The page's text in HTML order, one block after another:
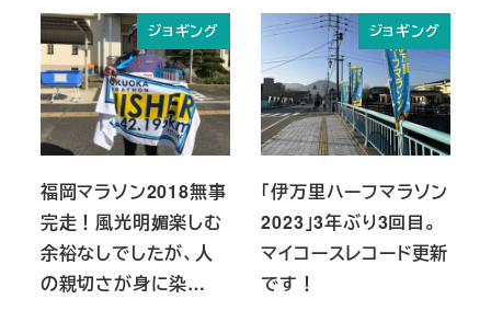
ジョギング
福岡マラソン2018無事
完走！風光明媚楽しむ
余裕なしでしたが、人
の親切さが身に染…
ジョギング
「伊万里ハーフマラソン
2023」3年ぶり3回目。
マイコースレコード更新
です！